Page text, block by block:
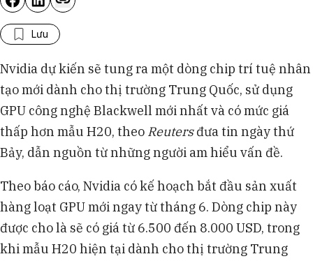
Lưu
Nvidia dự kiến sẽ tung ra một dòng chip trí tuệ nhân
tạo mới dành cho thị trường Trung Quốc, sử dụng
GPU công nghệ Blackwell mới nhất và có mức giá
thấp hơn mẫu H20, theo Reutersđưa tin ngày thứ
Bảy, dẫn nguồn từ những người am hiểu vấn đề.
Theo báo cáo, Nvidia có kế hoạch bắt đầu sản xuất
hàng loạt GPU mới ngay từ tháng 6. Dòng chip này
được cho là sẽ có giá từ 6.500 đến 8.000 USD, trong
khi mẫu H20 hiện tại dành cho thị trường Trung